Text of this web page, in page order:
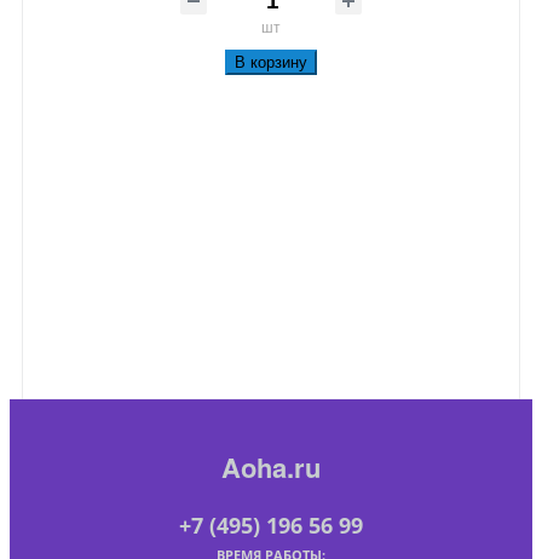
шт
В корзину
Aoha.ru
+7 (495) 196 56 99
ВРЕМЯ РАБОТЫ: